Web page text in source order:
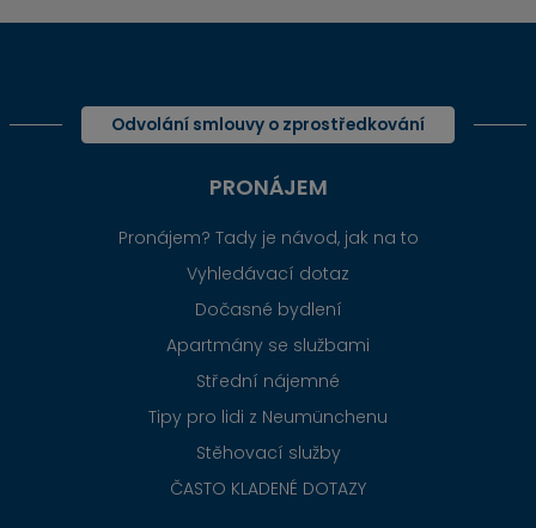
Odvolání smlouvy o zprostředkování
PRONÁJEM
Pronájem? Tady je návod, jak na to
Vyhledávací dotaz
Dočasné bydlení
Apartmány se službami
Střední nájemné
Tipy pro lidi z Neumünchenu
Stěhovací služby
ČASTO KLADENÉ DOTAZY